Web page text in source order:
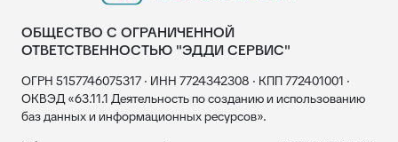
ОБЩЕСТВО С ОГРАНИЧЕННОЙ
ОТВЕТСТВЕННОСТЬЮ "ЭДДИ СЕРВИС"
ОГРН 5157746075317 · ИНН 7724342308 · КПП 772401001 ·
ОКВЭД «63.11.1 Деятельность по созданию и использованию
баз данных и информационных ресурсов».